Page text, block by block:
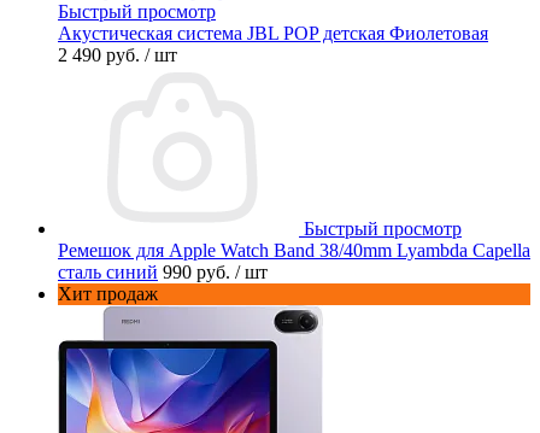
Быстрый просмотр
Акустическая система JBL POP детская Фиолетовая
2 490 руб. / шт
Быстрый просмотр
Ремешок для Apple Watch Band 38/40mm Lyambda Capella
сталь синий 990 руб. / шт
Хит продаж